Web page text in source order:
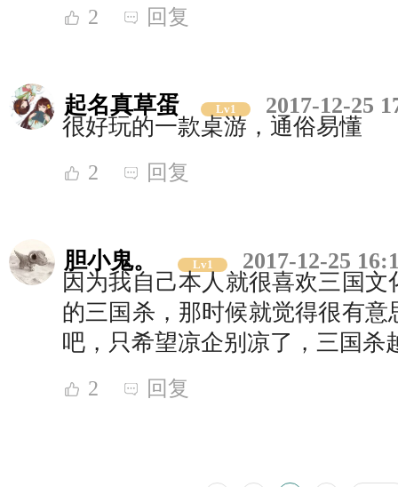
2 回复
起名真草蛋 Lv1
2017-12-25
很好玩的一款桌游，通俗易懂
2 回复
胆小鬼。 Lv1
2017-12-25
因为我自己本人就很喜欢三国
的三国杀，那时候就觉得很有
吧，只希望凉企别凉了，三国杀
2 回复